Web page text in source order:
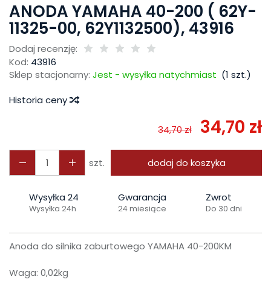
ANODA YAMAHA 40-200 ( 62Y-
11325-00, 62Y1132500), 43916
Dodaj recenzję:
Kod: 43916
Sklep stacjonarny: Jest - wysyłka natychmiast (1 szt.)
Historia ceny
34,70 zł 34,70 zł
szt. dodaj do koszyka
Wysyłka 24
Wysyłka 24h
Gwarancja
24 miesiące
Zwrot
Do 30 dni
Anoda do silnika zaburtowego YAMAHA 40-200KM
Waga: 0,02kg